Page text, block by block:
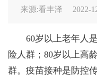
来源:看丰泽 2022-
60岁以上老年人是
险人群；80岁以上高
群。疫苗接种是防控